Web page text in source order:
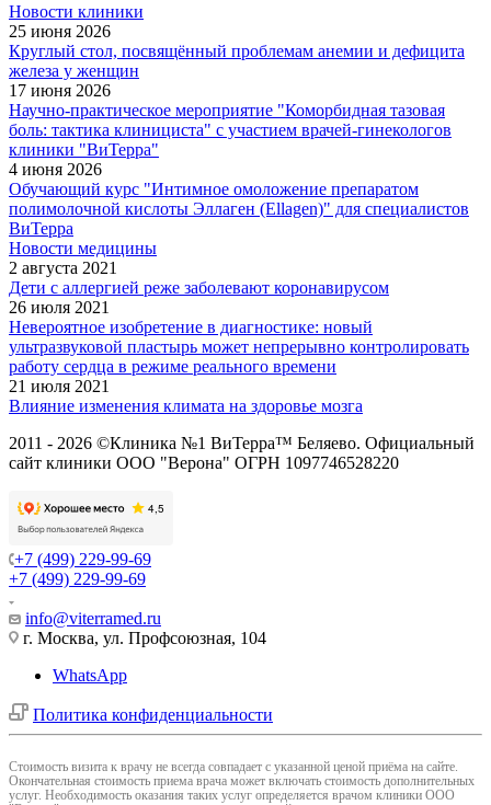
Новости клиники
25 июня 2026
Круглый стол, посвящённый проблемам анемии и дефицита
железа у женщин
17 июня 2026
Научно-практическое мероприятие "Коморбидная тазовая
боль: тактика клинициста" с участием врачей-гинекологов
клиники "ВиТерра"
4 июня 2026
Обучающий курс "Интимное омоложение препаратом
полимолочной кислоты Эллаген (Ellagen)" для специалистов
ВиТерра
Новости медицины
2 августа 2021
Дети с аллергией реже заболевают коронавирусом
26 июля 2021
Невероятное изобретение в диагностике: новый
ультразвуковой пластырь может непрерывно контролировать
работу сердца в режиме реального времени
21 июля 2021
Влияние изменения климата на здоровье мозга
2011 - 2026 ©Клиника №1 ВиТерра™ Беляево. Официальный
сайт клиники ООО "Верона" ОГРН 1097746528220
+7 (499) 229-99-69
+7 (499) 229-99-69
info@viterramed.ru
г. Москва, ул. Профсоюзная, 104
WhatsApp
Политика конфиденциальности
Cтоимость визита к врачу не всегда совпадает с указанной ценой приёма на сайте.
Окончательная стоимость приема врача может включать стоимость дополнительных
услуг. Необходимость оказания таких услуг определяется врачом клиники ООО